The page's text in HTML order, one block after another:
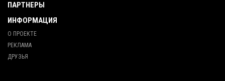
ПАРТНЕРЫ
ИНФОРМАЦИЯ
О ПРОЕКТЕ
РЕКЛАМА
ДРУЗЬЯ